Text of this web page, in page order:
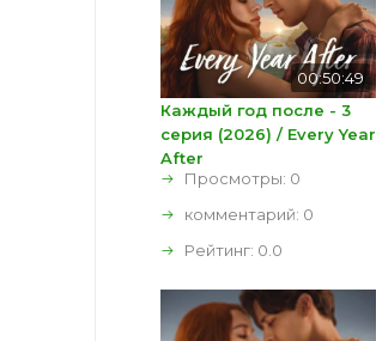
00:50:49
Каждый год после - 3
серия (2026) / Every Year
After
Просмотры: 0
комментарий: 0
Рейтинг: 0.0